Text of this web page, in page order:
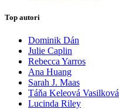
Top autori
Dominik Dán
Julie Caplin
Rebecca Yarros
Ana Huang
Sarah J. Maas
Táňa Keleová Vasilková
Lucinda Riley